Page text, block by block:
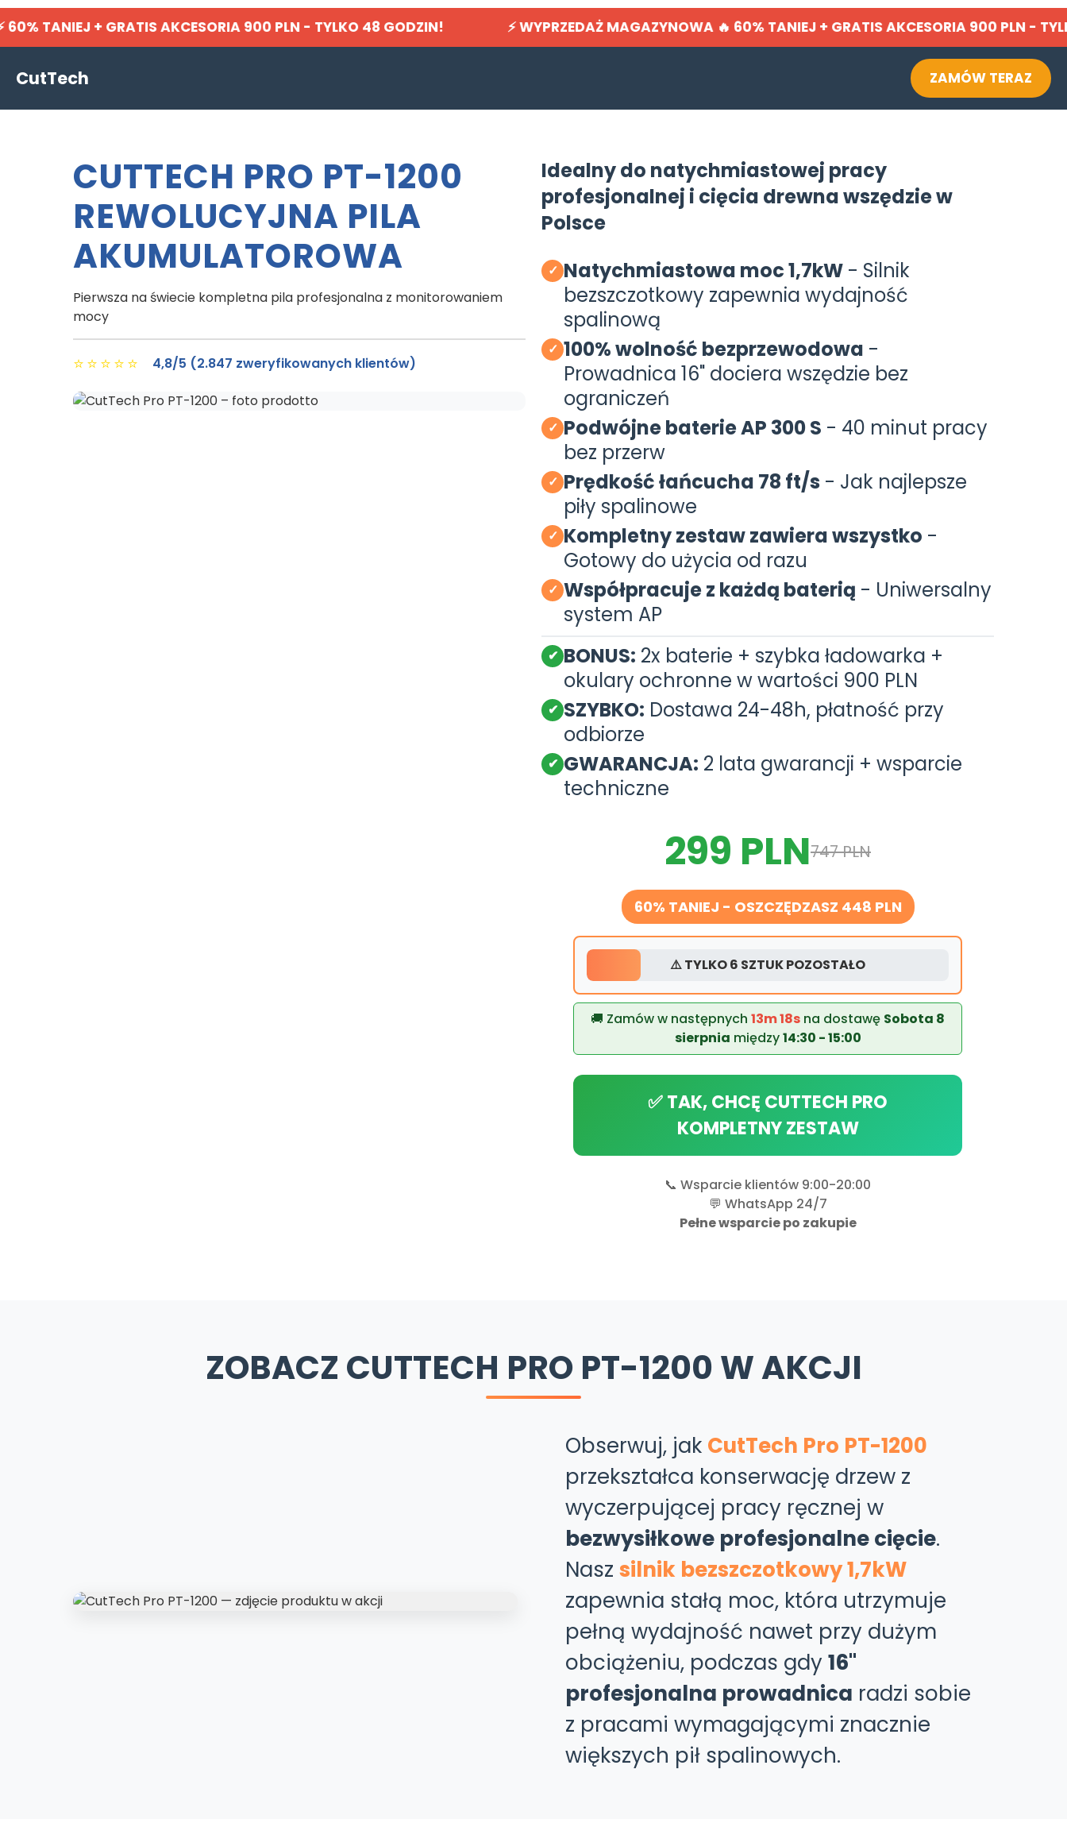
TANIEJ + GRATIS AKCESORIA 900 PLN - TYLKO 48 GODZIN! ⚡ WYPRZEDAŻ MAGAZYNOWA 🔥 60% TANIEJ + GRATIS AKCESORIA 900 PLN -
CutTech ZAMÓW TERAZ
CUTTECH PRO PT-1200
REWOLUCYJNA PILA
AKUMULATOROWA
Pierwsza na świecie kompletna pila profesjonalna z monitorowaniem
mocy
⭐⭐⭐⭐⭐ 4,8/5 (2.847 zweryfikowanych klientów)
Idealny do natychmiastowej pracy
profesjonalnej i cięcia drewna wszędzie w
Polsce
✓ Natychmiastowa moc 1,7kW - Silnik
bezszczotkowy zapewnia wydajność
spalinową
✓ 100% wolność bezprzewodowa -
Prowadnica 16" dociera wszędzie bez
ograniczeń
✓ Podwójne baterie AP 300 S - 40 minut pracy
bez przerw
✓ Prędkość łańcucha 78 ft/s - Jak najlepsze
piły spalinowe
✓ Kompletny zestaw zawiera wszystko -
Gotowy do użycia od razu
✓ Współpracuje z każdą baterią - Uniwersalny
system AP
✔ BONUS: 2x baterie + szybka ładowarka +
okulary ochronne w wartości 900 PLN
✔ SZYBKO: Dostawa 24-48h, płatność przy
odbiorze
✔ GWARANCJA: 2 lata gwarancji + wsparcie
techniczne
299 PLN747 PLN
60% TANIEJ - OSZCZĘDZASZ 448 PLN
⚠️ TYLKO 6 SZTUK POZOSTAŁO
🚚 Zamów w następnych13m 17sna dostawę Sobota 8
sierpnia między14:30 - 15:00
✅ TAK, CHCĘ CUTTECH PRO
KOMPLETNY ZESTAW
📞 Wsparcie klientów 9:00-20:00
💬 WhatsApp 24/7
Pełne wsparcie po zakupie
ZOBACZ CUTTECH PRO PT-1200 W AKCJI
Obserwuj, jak CutTech Pro PT-1200
przekształca konserwację drzew z
wyczerpującej pracy ręcznej w
bezwysiłkowe profesjonalne cięcie.
Nasz silnik bezszczotkowy 1,7kW
zapewnia stałą moc, która utrzymuje
pełną wydajność nawet przy dużym
obciążeniu, podczas gdy 16"
profesjonalna prowadnica radzi sobie
z pracami wymagającymi znacznie
większych pił spalinowych.